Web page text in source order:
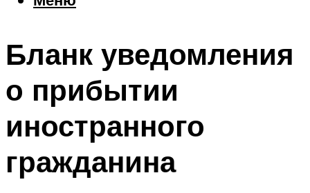
Шоппинг
Что посетить
Меню
Бланк уведомления
о прибытии
иностранного
гражданина